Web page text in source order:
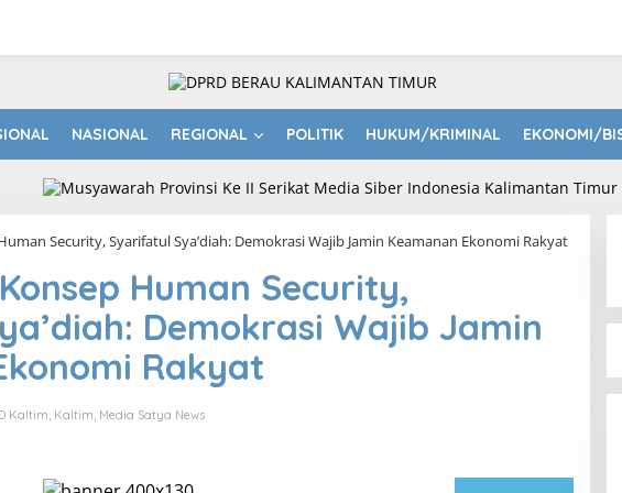
NASIONAL REGIONAL POLITIK HUKUM/KRIMINAL EKONOMI/
Security, Syarifatul Sya’diah: Demokrasi Wajib Jamin Keamanan Ekonomi Rakyat
Human Security,
Demokrasi Wajib Jamin
Rakyat
Kaltim Kaltim Media Satya News